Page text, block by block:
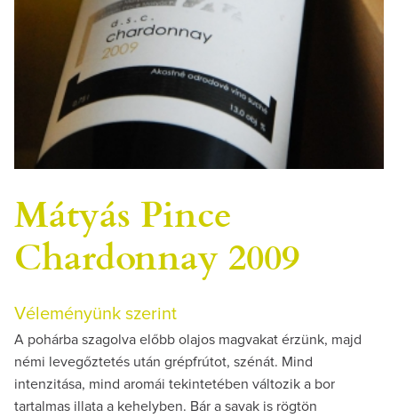
Mátyás Pince
Chardonnay 2009
Véleményünk szerint
A pohárba szagolva előbb olajos magvakat érzünk, majd
némi levegőztetés után grépfrútot, szénát. Mind
intenzitása, mind aromái tekintetében változik a bor
tartalmas illata a kehelyben. Bár a savak is rögtön